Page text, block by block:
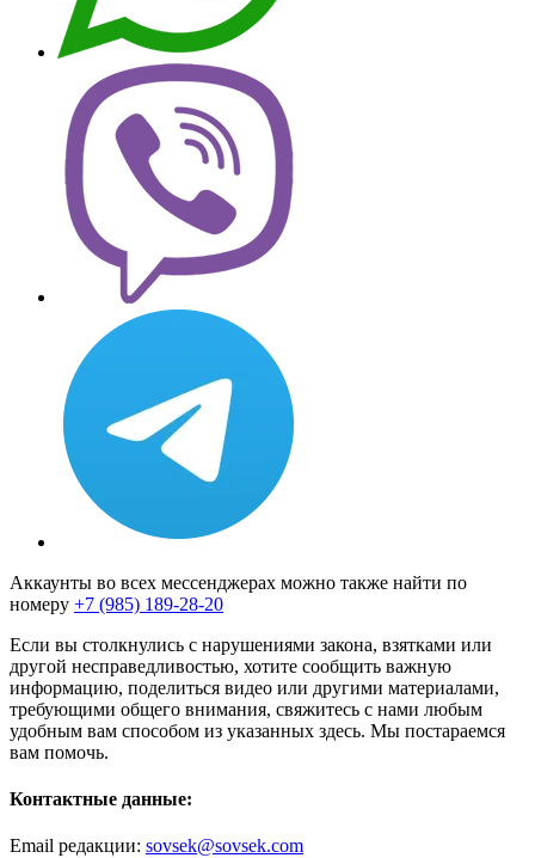
Аккаунты во всех мессенджерах можно также найти по
номеру +7 (985) 189-28-20
Если вы столкнулись с нарушениями закона, взятками или
другой несправедливостью, хотите сообщить важную
информацию, поделиться видео или другими материалами,
требующими общего внимания, свяжитесь с нами любым
удобным вам способом из указанных здесь. Мы постараемся
вам помочь.
Контактные данные:
Email редакции: sovsek@sovsek.com